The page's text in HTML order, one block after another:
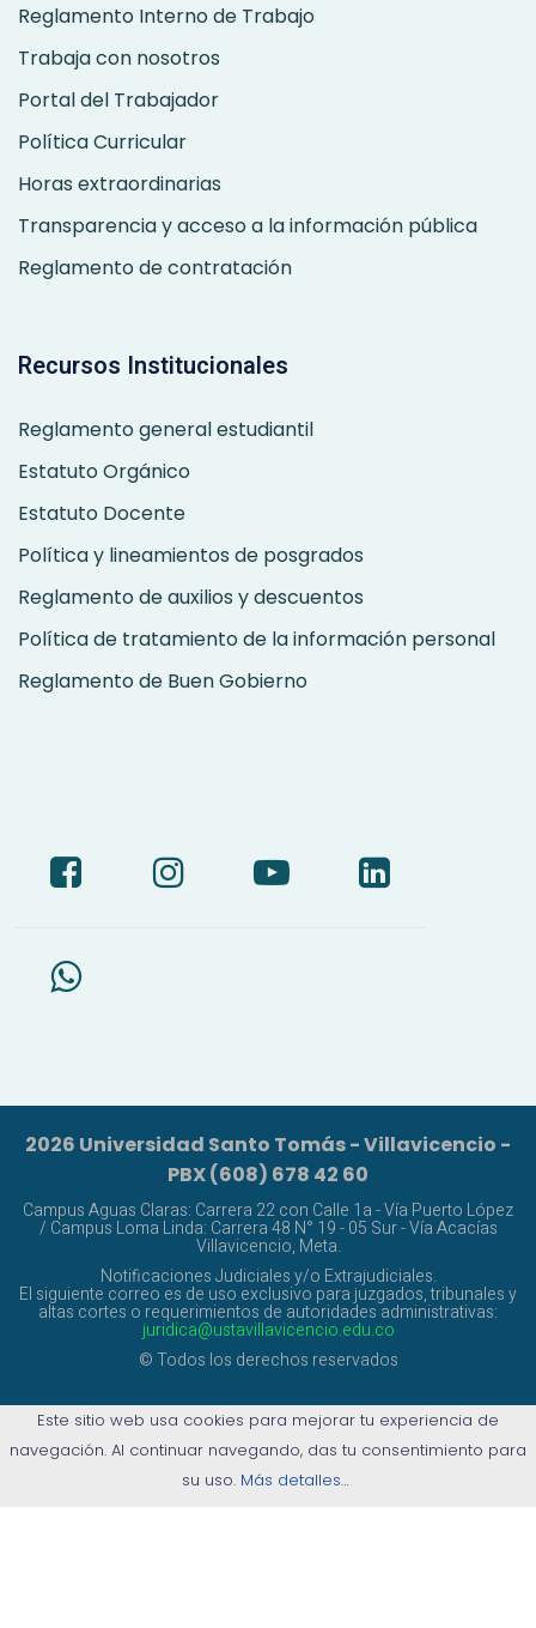
Reglamento Interno de Trabajo
Trabaja con nosotros
Portal del Trabajador
Política Curricular
Horas extraordinarias
Transparencia y acceso a la información pública
Reglamento de contratación
Recursos Institucionales
Reglamento general estudiantil
Estatuto Orgánico
Estatuto Docente
Política y lineamientos de posgrados
Reglamento de auxilios y descuentos
Política de tratamiento de la información personal
Reglamento de Buen Gobierno
2026 Universidad Santo Tomás - Villavicencio -
PBX (608) 678 42 60
Campus Aguas Claras: Carrera 22 con Calle 1a - Vía Puerto López
/ Campus Loma Linda: Carrera 48 N° 19 - 05 Sur - Vía Acacías
Villavicencio, Meta.
Notificaciones Judiciales y/o Extrajudiciales.
El siguiente correo es de uso exclusivo para juzgados, tribunales y
altas cortes o requerimientos de autoridades administrativas:
juridica@ustavillavicencio.edu.co
© Todos los derechos reservados
Este sitio web usa cookies para mejorar tu experiencia de
navegación. Al continuar navegando, das tu consentimiento para
su uso. Más detalles…